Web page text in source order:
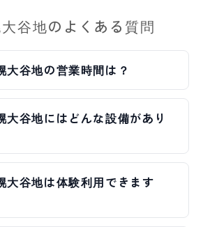
谷地のよくある質問
大谷地の営業時間は？
大谷地にはどんな設備があり
大谷地は体験利用できます